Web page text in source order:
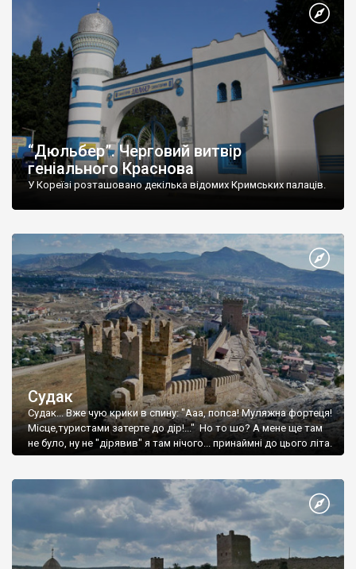
“Дюльбер”. Черговий витвір
геніального Краснова
У Кореїзі розташовано декілька відомих Кримських палаців.
Судак
Судак... Вже чую крики в спину: "Ааа, попса! Муляжна фортеця!
Місце,туристами затерте до дір!..." Но то шо? А мене ще там
не було, ну не "дірявив" я там нічого... принаймні до цього літа.